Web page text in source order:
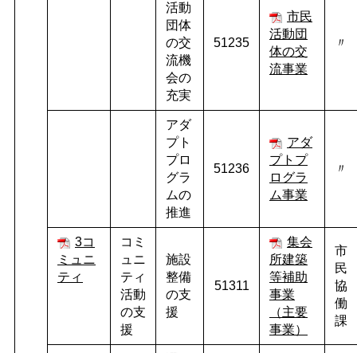
活動
団体
の交
流機
会の
充実
51235
市民
活動団
体の交
流事業
〃
アダ
プト
プロ
グラ
ムの
推進
51236
アダ
プトプ
ログラ
ム事業
〃
3コ
ミュニ
ティ
コミ
ュニ
ティ
活動
の支
援
施設
整備
の支
援
51311
集会
所建築
等補助
事業
（主要
事業）
市
民
協
働
課